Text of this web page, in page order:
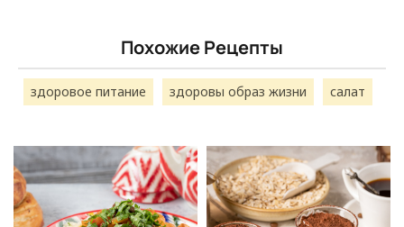
Похожие Рецепты
здоровое питание здоровы образ жизни салат